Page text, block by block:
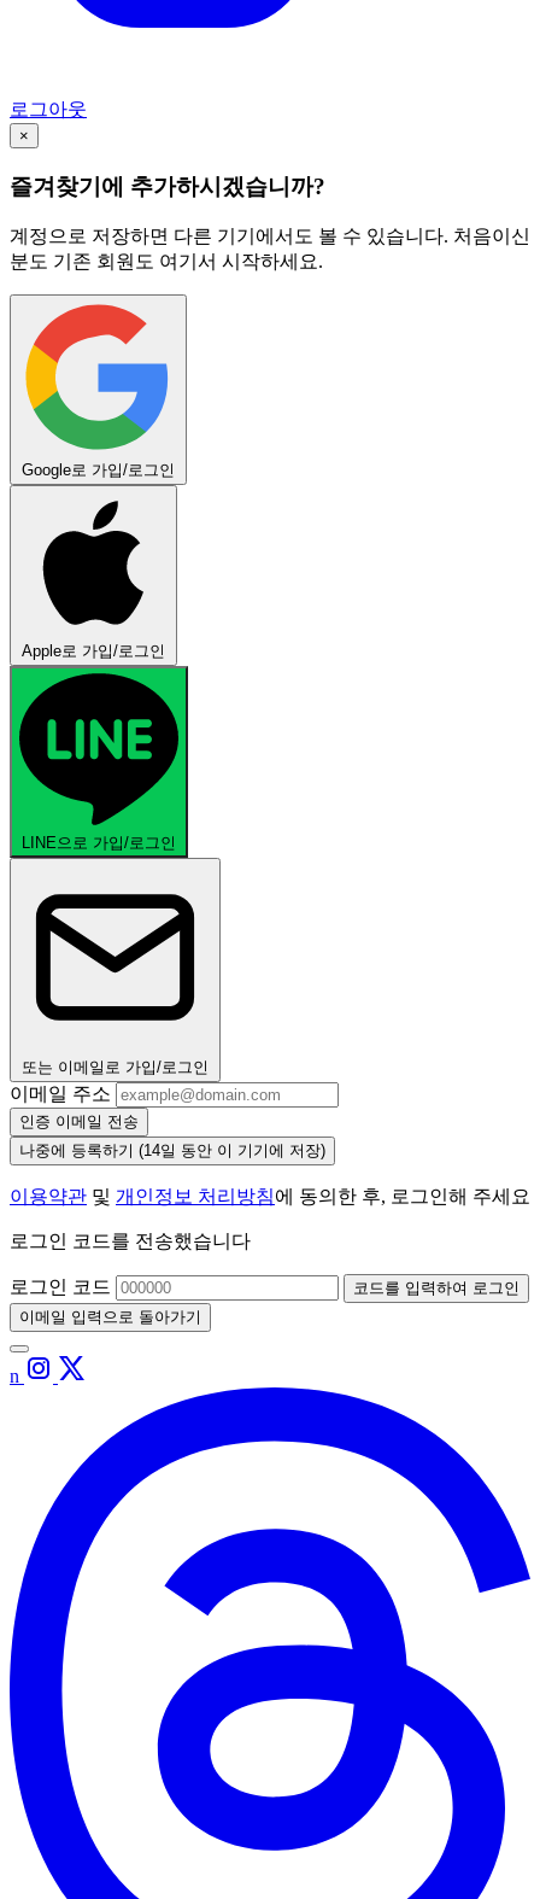
로그아웃
×
즐겨찾기에 추가하시겠습니까?
계정으로 저장하면 다른 기기에서도 볼 수 있습니다. 처음이신
분도 기존 회원도 여기서 시작하세요.
Google로 가입/로그인
Apple로 가입/로그인
LINE으로 가입/로그인
또는 이메일로 가입/로그인
이메일 주소
인증 이메일 전송
나중에 등록하기 (14일 동안 이 기기에 저장)
이용약관 및 개인정보 처리방침에 동의한 후, 로그인해 주세요
로그인 코드를 전송했습니다
로그인 코드
코드를 입력하여 로그인
이메일 입력으로 돌아가기
n